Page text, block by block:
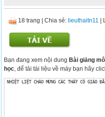
18 trang |Chia sẻ: lieuthaitn11 |
Bạn đang xem nội dungBài giảng
học , để tải tài liệu về máy bạn hãy
NHIỆT LIỆT CHÀO MỪNG CÁC THẦY